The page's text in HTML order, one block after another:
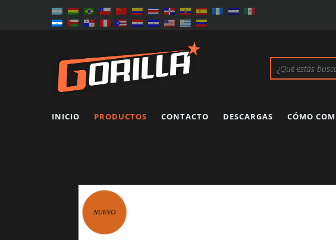
INICIO PRODUCTOS CONTACTO DESCARGAS CÓMO